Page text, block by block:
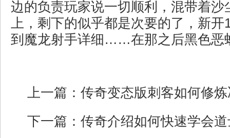
边的负责玩家说一切顺利，混带着沙
上，剩下的似乎都是次要的了，新开
到魔龙射手详细……在那之后黑色恶
上一篇： 传奇变态版刺客如何修
下一篇： 传奇介绍如何快速学会